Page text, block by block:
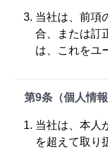
当社は、前項
合、または訂
は、これをユ
第9条（個人情
当社は、本人
を超えて取り